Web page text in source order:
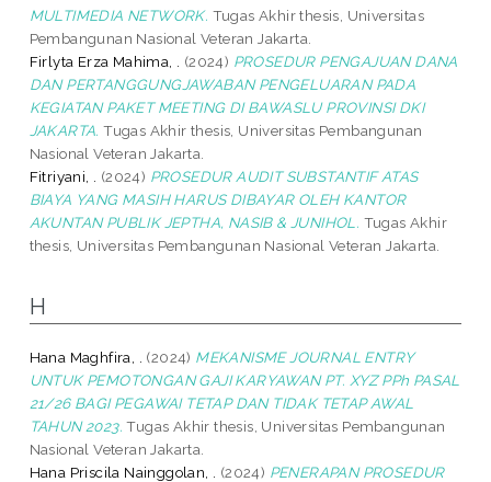
MULTIMEDIA NETWORK. Tugas Akhir thesis, Universitas
Pembangunan Nasional Veteran Jakarta.
Firlyta Erza Mahima, .
(2024) PROSEDUR PENGAJUAN DANA
DAN PERTANGGUNGJAWABAN PENGELUARAN PADA
KEGIATAN PAKET MEETING DI BAWASLU PROVINSI DKI
JAKARTA. Tugas Akhir thesis, Universitas Pembangunan
Nasional Veteran Jakarta.
Fitriyani, .
(2024) PROSEDUR AUDIT SUBSTANTIF ATAS
BIAYA YANG MASIH HARUS DIBAYAR OLEH KANTOR
AKUNTAN PUBLIK JEPTHA, NASIB & JUNIHOL. Tugas Akhir
thesis, Universitas Pembangunan Nasional Veteran Jakarta.
H
Hana Maghfira, . (2024) MEKANISME JOURNAL ENTRY
UNTUK PEMOTONGAN GAJI KARYAWAN PT. XYZ PPh PASAL
21/26 BAGI PEGAWAI TETAP DAN TIDAK TETAP AWAL
TAHUN 2023. Tugas Akhir thesis, Universitas Pembangunan
Nasional Veteran Jakarta.
Hana Priscila Nainggolan, .
(2024) PENERAPAN PROSEDUR